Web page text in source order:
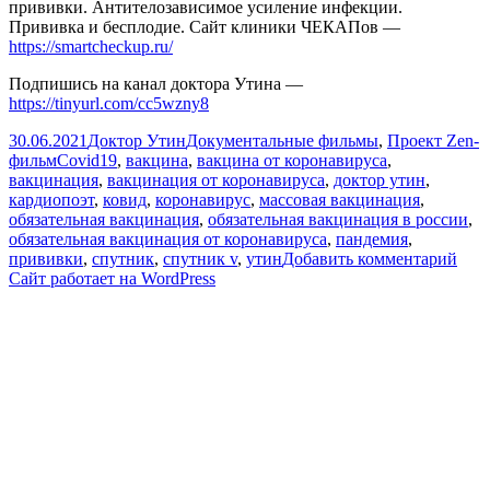
прививки. Антителозависимое усиление инфекции.
Прививка и бесплодие. Сайт клиники ЧЕКАПов —
https://smartcheckup.ru/
Подпишись на канал доктора Утина —
https://tinyurl.com/cc5wzny8
Опубликовано
30.06.2021 Автор
Доктор УтинРубрики
Документальные фильмы, Проект Zen-
фильмМетки
Covid19, вакцина, вакцина от коронавируса,
вакцинация, вакцинация от коронавируса, доктор утин,
кардиопоэт, ковид, коронавирус, массовая вакцинация,
обязательная вакцинация, обязательная вакцинация в россии,
обязательная вакцинация от коронавируса, пандемия,
прививки, спутник, спутник v, утинДобавить комментарий
Сайт работает на WordPress